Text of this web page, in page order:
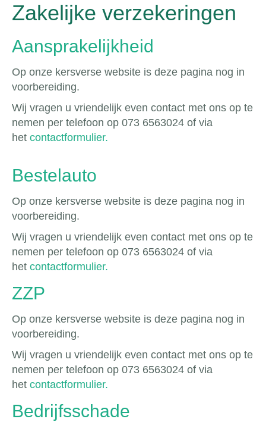
Zakelijke verzekeringen
Aansprakelijkheid
Op onze kersverse website is deze pagina nog in
voorbereiding.
Wij vragen u vriendelijk even contact met ons op te
nemen per telefoon op 073 6563024 of via
het contactformulier.
Bestelauto
Op onze kersverse website is deze pagina nog in
voorbereiding.
Wij vragen u vriendelijk even contact met ons op te
nemen per telefoon op 073 6563024 of via
het contactformulier.
ZZP
Op onze kersverse website is deze pagina nog in
voorbereiding.
Wij vragen u vriendelijk even contact met ons op te
nemen per telefoon op 073 6563024 of via
het contactformulier.
Bedrijfsschade